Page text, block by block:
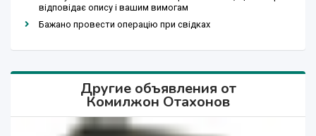
відповідає опису і вашим вимогам
Бажано провести операцію при свідках
Другие объявления от
Комилжон Отахонов